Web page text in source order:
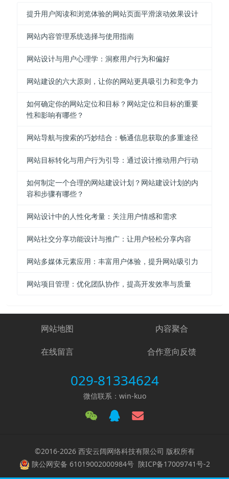
提升用户阅读和浏览体验的网站页面平滑滚动效果设计
网站内容管理系统选择与使用指南
网站设计与用户心理学：洞察用户行为和偏好
网站建设的六大原则，让你的网站更具吸引力和竞争力
如何确定你的网站定位和目标？网站定位和目标的重要
性和影响有哪些？
网站导航与搜索的巧妙结合：畅通信息获取的多重途径
网站目标转化与用户行为引导：通过设计推动用户行动
如何制定一个合理的网站建设计划？网站建设计划的内
容和步骤有哪些？
网站设计中的人性化考量：关注用户情感和需求
网站社交分享功能设计与推广：让用户轻松分享内容
网站多媒体元素应用：丰富用户体验，提升网站吸引力
网站项目管理：优化团队协作，提高开发效率与质量
网站地图 内容聚合
在线留言 合作意向反馈
029-81334624
微信联系：win-kuo
©2016-2026 西安云阔网络科技有限公司 版权所有
陕公网安备 61019002000984号 陕ICP备17009741号-2